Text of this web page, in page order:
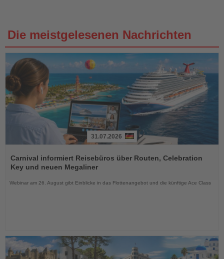
Die meistgelesenen Nachrichten
Sie
die
Nachrichten
31.07.2026
Carnival informiert Reisebüros über Routen, Celebration
Key und neuen Megaliner
Webinar am 26. August gibt Einblicke in das Flottenangebot und die künftige Ace Class